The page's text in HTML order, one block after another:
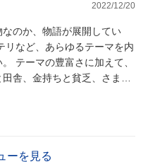
2022/12/20
なのか、物語が展開してい
、
舎、金持ちと貧乏、さまざ
に読み進...
ーを見る